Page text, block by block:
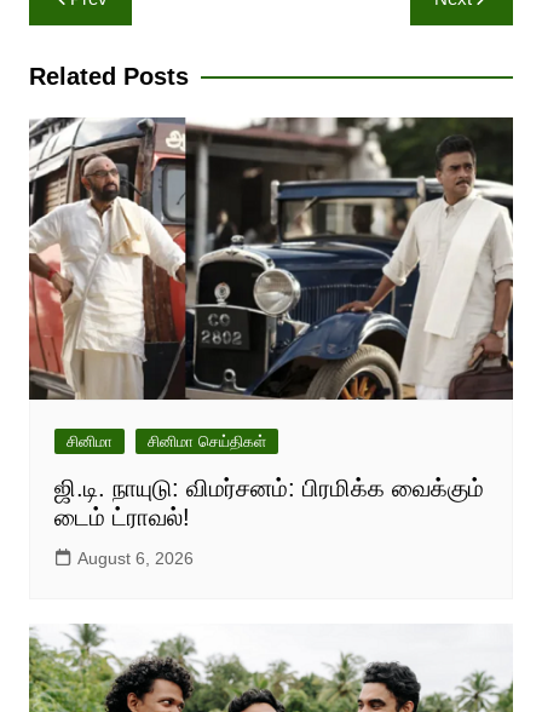
navigation
Related Posts
சினிமா சினிமா செய்திகள்
ஜி.டி. நாயுடு: விமர்சனம்: பிரமிக்க வைக்கும்
டைம் ட்ராவல்!
August 6, 2026